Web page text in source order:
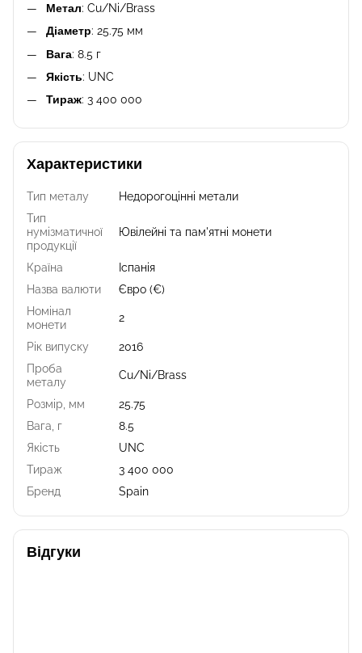
Метал: Cu/Ni/Brass
Діаметр: 25.75 мм
Вага: 8.5 г
Якість: UNC
Тираж: 3 400 000
Характеристики
Тип металу
Недорогоцінні метали
Тип
нумізматичної
продукції
Ювілейні та пам'ятні монети
Країна
Іспанія
Назва валюти
Євро (€)
Номінал
монети
2
Рік випуску
2016
Проба
металу
Cu/Ni/Brass
Розмір, мм
25.75
Вага, г
8.5
Якість
UNC
Тираж
3 400 000
Бренд
Spain
Відгуки